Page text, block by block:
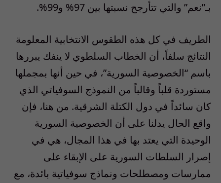
بـ”نعم” والتي تتأرجح نسبتها بين 97% و99%.
الطريف في كل هذه الطقوس الانتخابية المعلومة
النتائج سلفاً، أن الخطاب السلطوي لا ينفك يبررها
باسم “الخصوصية السورية”، في حين أنها بمجملها
مستوردة قلباً وقالباً من النموذج السوفياتي الذي
كان سائداً في دول الكتلة الشرقية. من هنا، فإن
واقع الحال يدلنا على أن الخصوصية السورية
الوحيدة التي يعتد بها في هذا المجال، هي في
إصرار السلطات السورية على الإبقاء على
ممارسات ومصطلحات ونماذج سوفياتية بائدة، مع